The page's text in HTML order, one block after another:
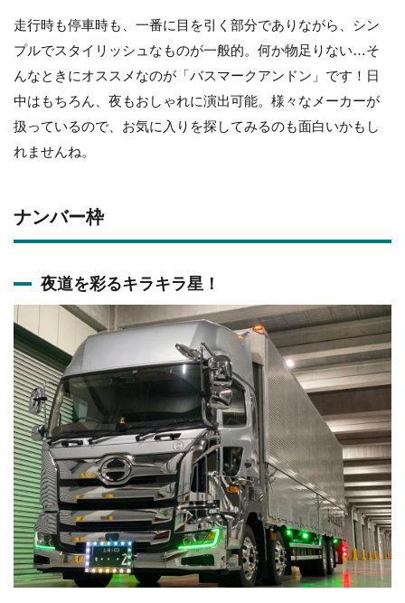
走行時も停車時も、一番に目を引く部分でありながら、シン
プルでスタイリッシュなものが一般的。何か物足りない…そ
んなときにオススメなのが「バスマークアンドン」です！日
中はもちろん、夜もおしゃれに演出可能。様々なメーカーが
扱っているので、お気に入りを探してみるのも面白いかもし
れませんね。
ナンバー枠
夜道を彩るキラキラ星！